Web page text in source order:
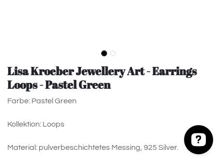
Lisa Kroeber Jewellery Art - Earrings
Loops - Pastel Green
Farbe: Pastel Green
Kollektion: Loops
Material: pulverbeschichtetes Messing, 925 Silver.